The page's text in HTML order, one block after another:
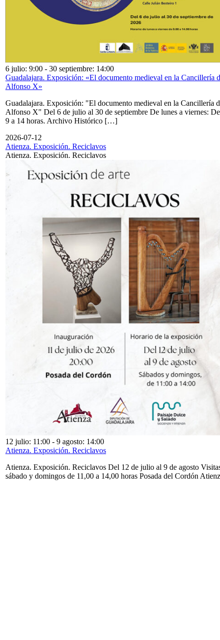
6 julio: 9:00 - 30 septiembre: 14:00
Guadalajara. Exposición: «El documento medieval en la Cancillería
Alfonso X»
Guadalajara. Exposición: "El documento medieval en la Cancillería
Alfonso X" Del 6 de julio al 30 de septiembre De lunes a viernes: De
9 a 14 horas. Archivo Histórico […]
2026-07-12
Atienza. Exposición. Reciclavos
Atienza. Exposición. Reciclavos
12 julio: 11:00 - 9 agosto: 14:00
Atienza. Exposición. Reciclavos
Atienza. Exposición. Reciclavos Del 12 de julio al 9 de agosto
sábado y domingos de 11,00 a 14,00 horas Posada del Cordón